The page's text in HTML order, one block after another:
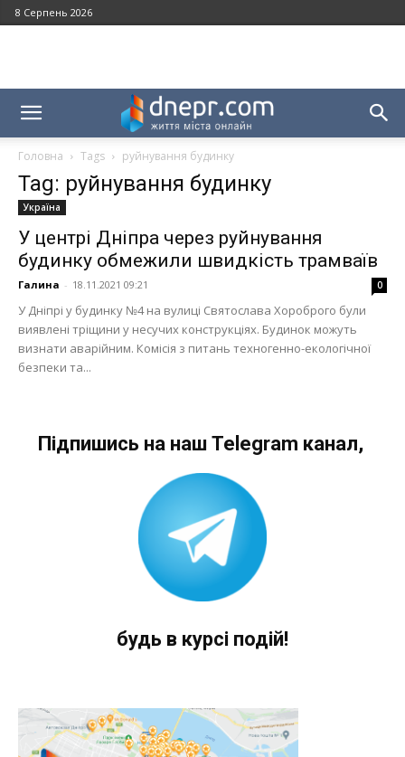
8 Серпень 2026
Головна Tags руйнування будинку
Tag: руйнування будинку
Україна
У центрі Дніпра через руйнування
будинку обмежили швидкість трамваїв
Галина - 18.11.2021 09:21 0
У Дніпрі у будинку №4 на вулиці Святослава Хороброго були
виявлені тріщини у несучих конструкціях. Будинок можуть
визнати аварійним. Комісія з питань техногенно-екологічної
безпеки та...
Підпишись на наш Telegram канал,
будь в курсі подій!